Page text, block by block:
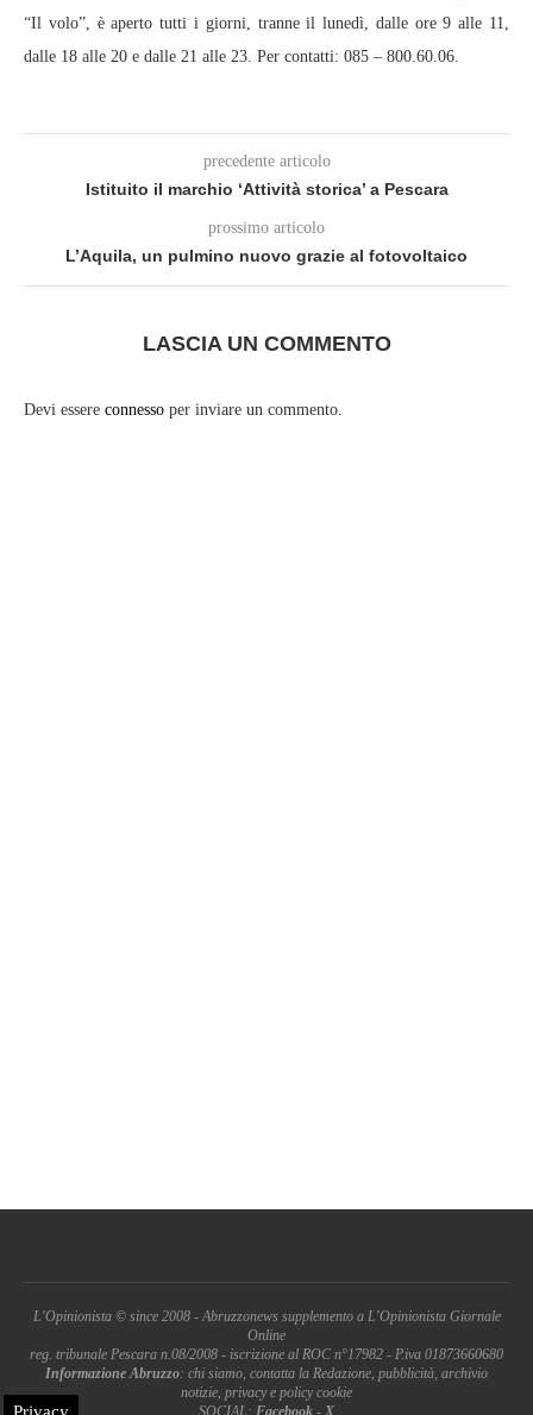
“Il volo”, è aperto tutti i giorni, tranne il lunedì, dalle ore 9 alle 11,
dalle 18 alle 20 e dalle 21 alle 23. Per contatti: 085 – 800.60.06.
precedente articolo
Istituito il marchio ‘Attività storica’ a Pescara
prossimo articolo
L’Aquila, un pulmino nuovo grazie al fotovoltaico
LASCIA UN COMMENTO
Devi essere connesso per inviare un commento.
L'Opinionista © since 2008 - Abruzzonews supplemento a L'Opinionista Giornale
Online
reg. tribunale Pescara n.08/2008 - iscrizione al ROC n°17982 - P.iva 01873660680
Informazione Abruzzo: chi siamo, contatta la Redazione, pubblicità, archivio
notizie, privacy e policy cookie
SOCIAL: Facebook - X